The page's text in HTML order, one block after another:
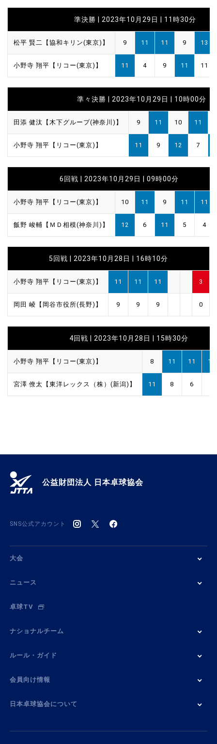
準決勝 | 2023年10月29日 | 11時30分
松平 賢二【協和キリン(東京)】 9 11 11 9 13
小野寺 翔平【リコー(東京)】 11 4 9 11 11
準々決勝 | 2023年10月29日 | 10時00分
田添 健汰【木下グループ(神奈川)】 9 11 10 11
小野寺 翔平【リコー(東京)】 11 9 12 7
6回戦 | 2023年10月29日 | 09時00分
小野寺 翔平【リコー(東京)】 10 11 9 11 11
飯野 峻輔【ＭＤ相模(神奈川)】 12 6 11 5 4
5回戦 | 2023年10月28日 | 16時10分
小野寺 翔平【リコー(東京)】 11 11 11 3
岡田 崚【岡谷市役所(長野)】 9 9 9 0
4回戦 | 2023年10月28日 | 15時30分
小野寺 翔平【リコー(東京)】 8 11 11 11
宮澤 僚太【東洋レックス（株）(新潟)】 11 8 6
公益財団法人 日本卓球協会
SNS公式アカウント
大会
ニュース
卓球TV
ナショナルチーム
ルール・ガイド
会員向け情報
日本卓球協会について